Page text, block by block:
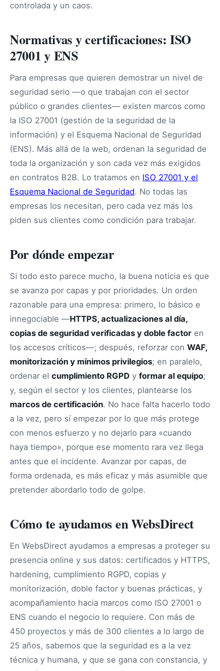
controlada y un caos.
Normativas y certificaciones: ISO
27001 y ENS
Para empresas que quieren demostrar un nivel de
seguridad serio —o que trabajan con el sector
público o grandes clientes— existen marcos como
la ISO 27001 (gestión de la seguridad de la
información) y el Esquema Nacional de Seguridad
(ENS). Más allá de la web, ordenan la seguridad de
toda la organización y son cada vez más exigidos
en contratos B2B. Lo tratamos en ISO 27001 y el
Esquema Nacional de Seguridad. No todas las
empresas los necesitan, pero cada vez más los
piden sus clientes como condición para trabajar.
Por dónde empezar
Si todo esto parece mucho, la buena noticia es que
se avanza por capas y por prioridades. Un orden
razonable para una empresa: primero, lo básico e
innegociable —HTTPS, actualizaciones al día,
copias de seguridad verificadas y doble factor en
los accesos críticos—; después, reforzar con WAF,
monitorización y mínimos privilegios; en paralelo,
ordenar el cumplimiento RGPD y formar al equipo;
y, según el sector y los clientes, plantearse los
marcos de certificación. No hace falta hacerlo todo
a la vez, pero sí empezar por lo que más protege
con menos esfuerzo y no dejarlo para «cuando
haya tiempo», porque ese momento rara vez llega
antes que el incidente. Avanzar por capas, de
forma ordenada, es más eficaz y más asumible que
pretender abordarlo todo de golpe.
Cómo te ayudamos en WebsDirect
En WebsDirect ayudamos a empresas a proteger su
presencia online y sus datos: certificados y HTTPS,
hardening, cumplimiento RGPD, copias y
monitorización, doble factor y buenas prácticas, y
acompañamiento hacia marcos como ISO 27001 o
ENS cuando el negocio lo requiere. Con más de
450 proyectos y más de 300 clientes a lo largo de
25 años, sabemos que la seguridad es a la vez
técnica y humana, y que se gana con constancia, y